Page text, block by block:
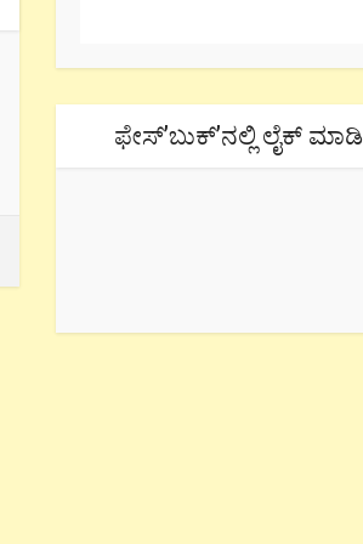
ಫೇಸ್’ಬುಕ್’ನಲ್ಲಿ ಲೈಕ್ ಮಾಡಿ